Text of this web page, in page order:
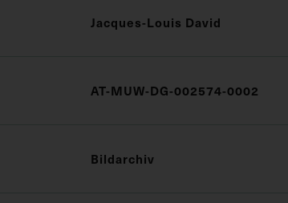
Jacques-Louis David
AT-MUW-DG-002574-0002
Bildarchiv